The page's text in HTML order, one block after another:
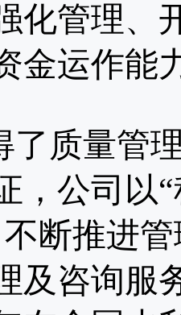
化管理、
金运作能
了质量管
，公司以
断推进
及咨询服